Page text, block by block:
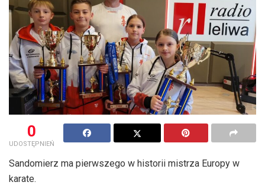
0
UDOSTĘPNIEŃ
Sandomierz ma pierwszego w historii mistrza Europy w
karate.